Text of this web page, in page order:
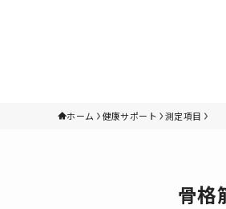
ホーム 健康サポート 測定項目
骨格